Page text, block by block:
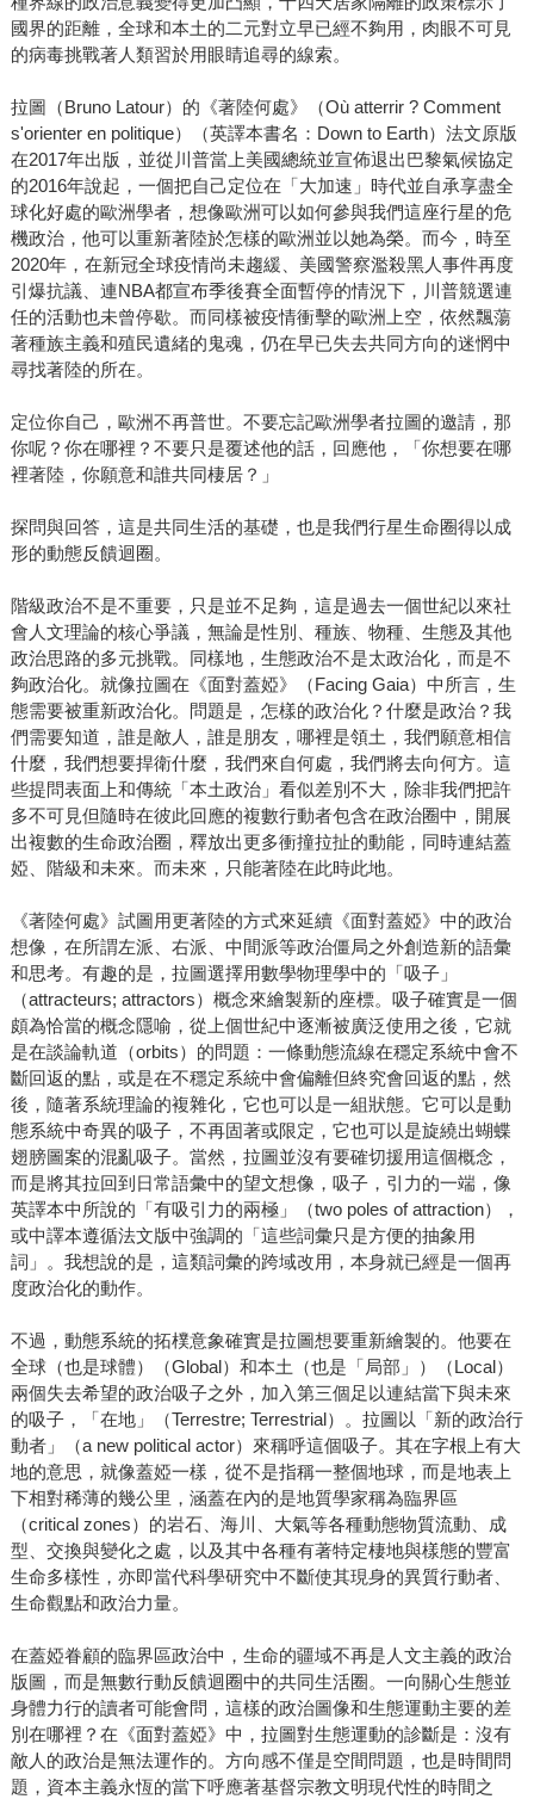
國界的距離，全球和本土的二元對立早已經不夠用，肉眼不可見
的病毒挑戰著人類習於用眼睛追尋的線索。
拉圖（Bruno Latour）的《著陸何處》（Où atterrir ? Comment
s'orienter en politique）（英譯本書名：Down to Earth）法文原版
在2017年出版，並從川普當上美國總統並宣佈退出巴黎氣候協定
的2016年說起，一個把自己定位在「大加速」時代並自承享盡全
球化好處的歐洲學者，想像歐洲可以如何參與我們這座行星的危
機政治，他可以重新著陸於怎樣的歐洲並以她為榮。而今，時至
2020年，在新冠全球疫情尚未趨緩、美國警察濫殺黑人事件再度
引爆抗議、連NBA都宣布季後賽全面暫停的情況下，川普競選連
任的活動也未曾停歇。而同樣被疫情衝擊的歐洲上空，依然飄蕩
著種族主義和殖民遺緒的鬼魂，仍在早已失去共同方向的迷惘中
尋找著陸的所在。
定位你自己，歐洲不再普世。不要忘記歐洲學者拉圖的邀請，那
你呢？你在哪裡？不要只是覆述他的話，回應他，「你想要在哪
裡著陸，你願意和誰共同棲居？」
探問與回答，這是共同生活的基礎，也是我們行星生命圈得以成
形的動態反饋迴圈。
階級政治不是不重要，只是並不足夠，這是過去一個世紀以來社
會人文理論的核心爭議，無論是性別、種族、物種、生態及其他
政治思路的多元挑戰。同樣地，生態政治不是太政治化，而是不
夠政治化。就像拉圖在《面對蓋婭》（Facing Gaia）中所言，生
態需要被重新政治化。問題是，怎樣的政治化？什麼是政治？我
們需要知道，誰是敵人，誰是朋友，哪裡是領土，我們願意相信
什麼，我們想要捍衛什麼，我們來自何處，我們將去向何方。這
些提問表面上和傳統「本土政治」看似差別不大，除非我們把許
多不可見但隨時在彼此回應的複數行動者包含在政治圈中，開展
出複數的生命政治圈，釋放出更多衝撞拉扯的動能，同時連結蓋
婭、階級和未來。而未來，只能著陸在此時此地。
《著陸何處》試圖用更著陸的方式來延續《面對蓋婭》中的政治
想像，在所謂左派、右派、中間派等政治僵局之外創造新的語彙
和思考。有趣的是，拉圖選擇用數學物理學中的「吸子」
（attracteurs; attractors）概念來繪製新的座標。吸子確實是一個
頗為恰當的概念隱喻，從上個世紀中逐漸被廣泛使用之後，它就
是在談論軌道（orbits）的問題：一條動態流線在穩定系統中會不
斷回返的點，或是在不穩定系統中會偏離但終究會回返的點，然
後，隨著系統理論的複雜化，它也可以是一組狀態。它可以是動
態系統中奇異的吸子，不再固著或限定，它也可以是旋繞出蝴蝶
翅膀圖案的混亂吸子。當然，拉圖並沒有要確切援用這個概念，
而是將其拉回到日常語彙中的望文想像，吸子，引力的一端，像
英譯本中所說的「有吸引力的兩極」（two poles of attraction），
或中譯本遵循法文版中強調的「這些詞彙只是方便的抽象用
詞」。我想說的是，這類詞彙的跨域改用，本身就已經是一個再
度政治化的動作。
不過，動態系統的拓樸意象確實是拉圖想要重新繪製的。他要在
全球（也是球體）（Global）和本土（也是「局部」）（Local）
兩個失去希望的政治吸子之外，加入第三個足以連結當下與未來
的吸子，「在地」（Terrestre; Terrestrial）。拉圖以「新的政治行
動者」（a new political actor）來稱呼這個吸子。其在字根上有大
地的意思，就像蓋婭一樣，從不是指稱一整個地球，而是地表上
下相對稀薄的幾公里，涵蓋在內的是地質學家稱為臨界區
（critical zones）的岩石、海川、大氣等各種動態物質流動、成
型、交換與變化之處，以及其中各種有著特定棲地與樣態的豐富
生命多樣性，亦即當代科學研究中不斷使其現身的異質行動者、
生命觀點和政治力量。
在蓋婭眷顧的臨界區政治中，生命的疆域不再是人文主義的政治
版圖，而是無數行動反饋迴圈中的共同生活圈。一向關心生態並
身體力行的讀者可能會問，這樣的政治圖像和生態運動主要的差
別在哪裡？在《面對蓋婭》中，拉圖對生態運動的診斷是：沒有
敵人的政治是無法運作的。方向感不僅是空間問題，也是時間問
題，資本主義永恆的當下呼應著基督宗教文明現代性的時間之